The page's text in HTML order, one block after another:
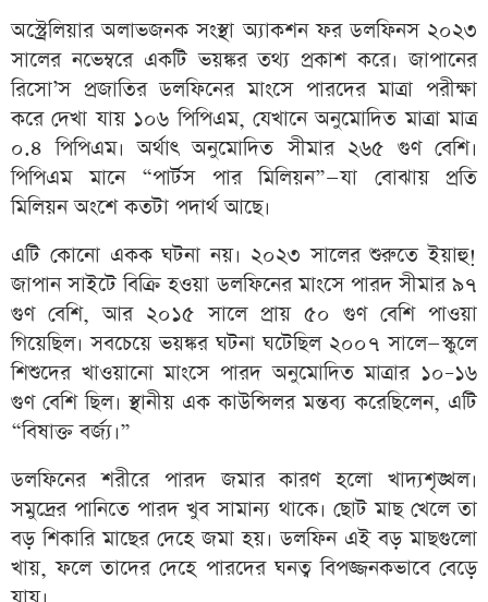
অস্ট্রেলিয়ার অলাভজনক সংস্থা অ্যাকশন ফর ডলফিনস ২০২৩
সালের নভেম্বরে একটি ভয়ঙ্কর তথ্য প্রকাশ করে। জাপানের
রিসো’স প্রজাতির ডলফিনের মাংসে পারদের মাত্রা পরীক্ষা
করে দেখা যায় ১০৬ পিপিএম, যেখানে অনুমোদিত মাত্রা মাত্র
০.৪ পিপিএম। অর্থাৎ অনুমোদিত সীমার ২৬৫ গুণ বেশি।
পিপিএম মানে “পার্টস পার মিলিয়ন”—যা বোঝায় প্রতি
মিলিয়ন অংশে কতটা পদার্থ আছে।
এটি কোনো একক ঘটনা নয়। ২০২৩ সালের শুরুতে ইয়াহু!
জাপান সাইটে বিক্রি হওয়া ডলফিনের মাংসে পারদ সীমার ৯৭
গুণ বেশি, আর ২০১৫ সালে প্রায় ৫০ গুণ বেশি পাওয়া
গিয়েছিল। সবচেয়ে ভয়ঙ্কর ঘটনা ঘটেছিল ২০০৭ সালে—স্কুলে
শিশুদের খাওয়ানো মাংসে পারদ অনুমোদিত মাত্রার ১০–১৬
গুণ বেশি ছিল। স্থানীয় এক কাউন্সিলর মন্তব্য করেছিলেন, এটি
“বিষাক্ত বর্জ্য।”
ডলফিনের শরীরে পারদ জমার কারণ হলো খাদ্যশৃঙ্খল।
সমুদ্রের পানিতে পারদ খুব সামান্য থাকে। ছোট মাছ খেলে তা
বড় শিকারি মাছের দেহে জমা হয়। ডলফিন এই বড় মাছগুলো
খায়, ফলে তাদের দেহে পারদের ঘনত্ব বিপজ্জনকভাবে বেড়ে